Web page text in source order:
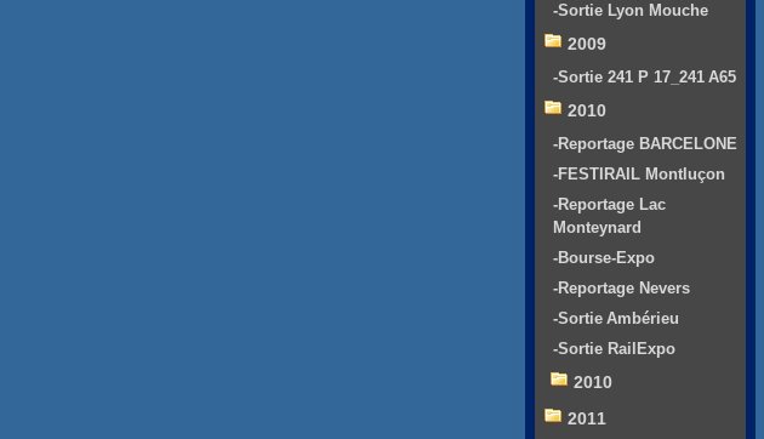
-Sortie Lyon Mouche
2009
-Sortie 241 P 17_241 A65
2010
-Reportage BARCELONE
-FESTIRAIL Montluçon
-Reportage Lac
Monteynard
-Bourse-Expo
-Reportage Nevers
-Sortie Ambérieu
-Sortie RailExpo
2010
2011